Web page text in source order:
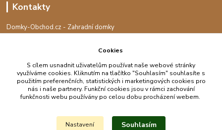
Kontakty
Domky-Obchod.cz - Zahradní domky
+420 730 501 925
info@domky-obchod.cz
Upravit sběr cookies.
Cookies
S cílem usnadnit uživatelům používat naše webové stránky
využíváme cookies. Kliknutím na tlačítko "Souhlasím" souhlasíte s
použitím preferenčních, statistických i marketingových cookies pro
nás i naše partnery. Funkční cookies jsou v rámci zachování
funkčnosti webu používány po celou dobu procházení webem.
Nastavení Souhlasím